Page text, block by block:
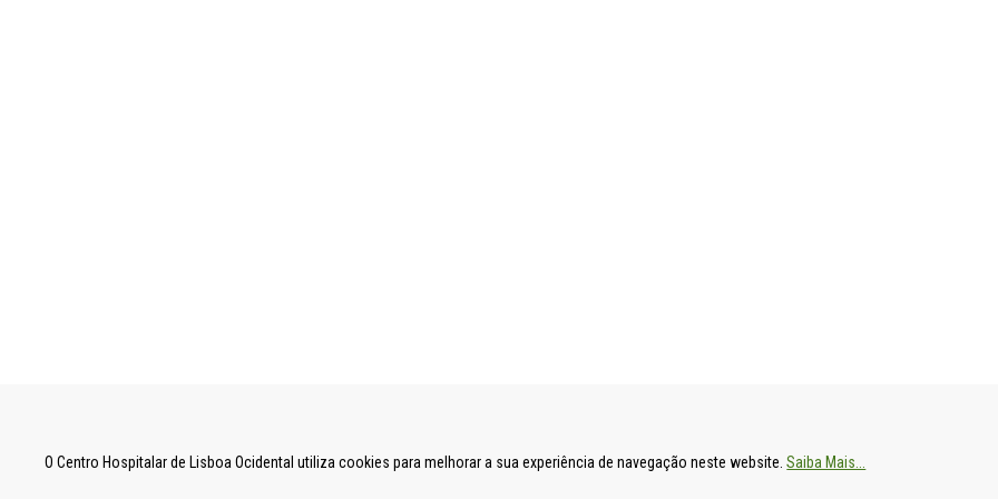
O Centro Hospitalar de Lisboa Ocidental utiliza cookies para melhorar a sua experiência de navegação neste website.Saiba Mais...
UNIDADE LOCAL DE SAÚDE DE LISBOA OCIDENTAL
HOSPITAL DE S. FRANCISCO XAVIER